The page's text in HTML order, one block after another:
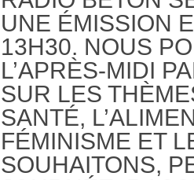
UNE ÉMISSION
13H30. NOUS
L’APRÈS-MIDI
SUR LES
SANTÉ,
FÉMINISME ET
SOUHAITONS,